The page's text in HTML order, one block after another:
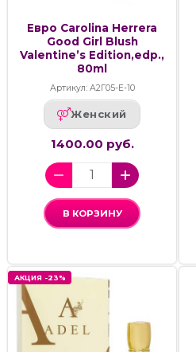
Евро Carolina Herrera
Good Girl Blush
Valentine’s Edition,edp.,
80ml
Артикул: А2Г05-Е-10
Женский
1400.00 руб.
В КОРЗИНУ
АКЦИЯ -23%